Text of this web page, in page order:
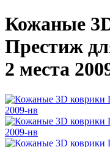
Кожаные
Престиж
2 места